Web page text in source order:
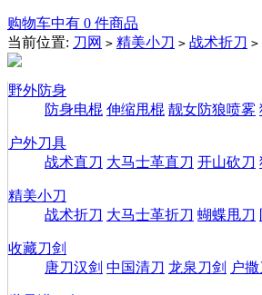
购物车中有 0 件商品
当前位置: 刀网 > 精美小刀 > 战术折刀 >
野外防身
防身电棍 伸缩甩棍 靓女防狼喷雾
户外刀具
战术直刀 大马士革直刀 开山砍刀
精美小刀
战术折刀 大马士革折刀 蝴蝶甩刀
收藏刀剑
唐刀汉剑 中国清刀 龙泉刀剑 户撒